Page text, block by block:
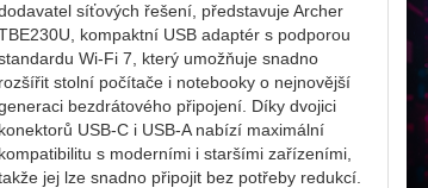
síťových řešení, představuje Archer
kompaktní USB adaptér s podporou
Wi-Fi 7, který umožňuje snadno
rozšířit stolní počítače i notebooky o nejnovější
bezdrátového připojení. Díky dvojici
konektorů USB-C i USB-A nabízí maximální
kompatibilitu s moderními i staršími zařízeními,
jej lze snadno připojit bez potřeby redukcí.